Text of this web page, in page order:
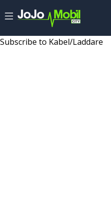
Subscribe to Kabel/Laddare